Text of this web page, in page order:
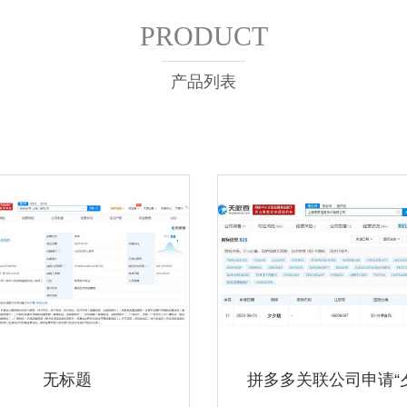
PRODUCT
产品列表
无标题 拼多多关联公司申请“